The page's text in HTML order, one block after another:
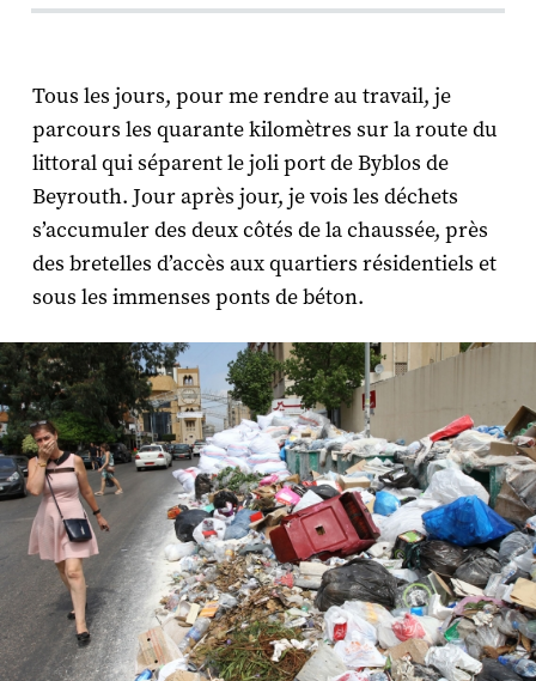
Tous les jours, pour me rendre au travail, je
parcours les quarante kilomètres sur la route du
littoral qui séparent le joli port de Byblos de
Beyrouth. Jour après jour, je vois les déchets
s’accumuler des deux côtés de la chaussée, près
des bretelles d’accès aux quartiers résidentiels et
sous les immenses ponts de béton.